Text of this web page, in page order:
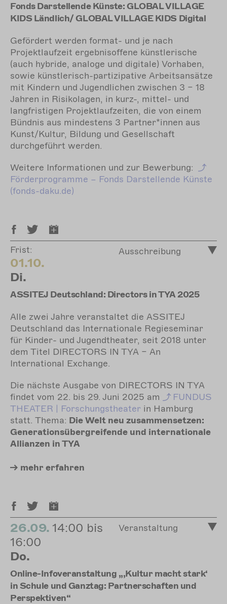
Fonds Darstellende Künste: GLOBAL VILLAGE
KIDS Ländlich/ GLOBAL VILLAGE KIDS Digital
Gefördert werden format- und je nach
Projektlaufzeit ergebnisoffene künstlerische
(auch hybride, analoge und digitale) Vorhaben,
sowie künstlerisch-partizipative Arbeitsansätze
mit Kindern und Jugendlichen zwischen 3 – 18
Jahren in Risikolagen, in kurz-, mittel- und
langfristigen Projektlaufzeiten, die von einem
Bündnis aus mindestens 3 Partner*innen aus
Kunst/Kultur, Bildung und Gesellschaft
durchgeführt werden.
Weitere Informationen und zur Bewerbung:
Förderprogramme – Fonds Darstellende Künste
(fonds-daku.de)
Frist:
01.10.
Di.
Ausschreibung
ASSITEJ Deutschland: Directors in TYA 2025
Alle zwei Jahre veranstaltet die ASSITEJ
Deutschland das Internationale Regieseminar
für Kinder- und Jugendtheater, seit 2018 unter
dem Titel DIRECTORS IN TYA – An
International Exchange.
Die nächste Ausgabe von DIRECTORS IN TYA
findet vom 22. bis 29. Juni 2025 am
FUNDUS
THEATER | Forschungstheater in Hamburg
statt. Thema: Die Welt neu zusammensetzen:
Generationsübergreifende und internationale
Allianzen in TYA
mehr erfahren
26.09. 14:00 bis
16:00
Do.
Veranstaltung
Online-Infoveranstaltung „‚Kultur macht stark‘
in Schule und Ganztag: Partnerschaften und
Perspektiven“